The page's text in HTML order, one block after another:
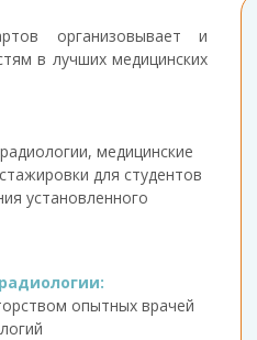
организовывает и
в лучших медицинских
медицинские
для студентов
установленного
опытных врачей